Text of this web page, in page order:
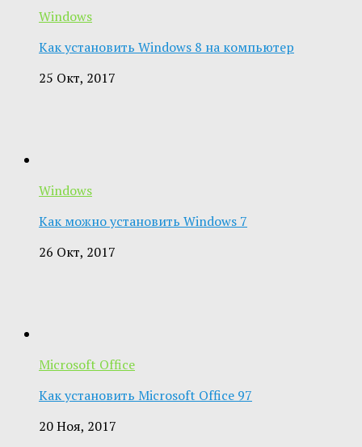
Windows
Как установить Windows 8 на компьютер
25 Окт, 2017
Windows
Как можно установить Windows 7
26 Окт, 2017
Microsoft Office
Как установить Microsoft Office 97
20 Ноя, 2017